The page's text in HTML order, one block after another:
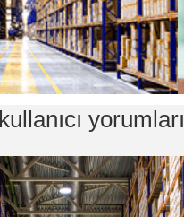
yorumları